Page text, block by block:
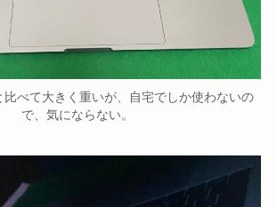
べて大きく重いが、自宅でしか使わないの
で、気にならない。